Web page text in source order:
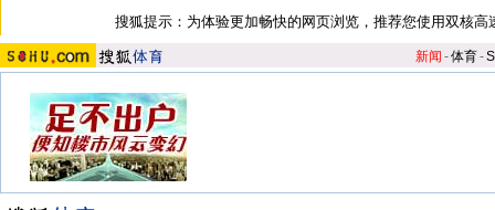
搜狐提示：为体验更加畅快的网页浏览，推荐您使用双核高
新闻 -体育-S